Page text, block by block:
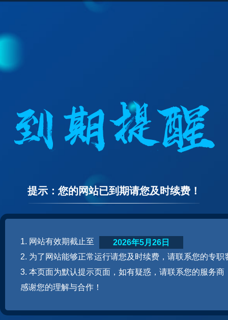
提示：您的网站已到期请您及时续费！
1. 网站有效期截止至
2. 为了网站能够正常运行请您及时续费，请联系您的专职
3. 本页面为默认提示页面，如有疑惑，请联系您的服务商
感谢您的理解与合作！
2026年5月26日